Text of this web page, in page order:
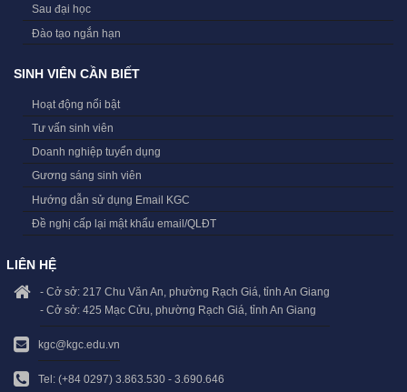
Sau đại học
Đào tạo ngắn hạn
SINH VIÊN CẦN BIẾT
Hoạt động nổi bật
Tư vấn sinh viên
Doanh nghiệp tuyển dụng
Gương sáng sinh viên
Hướng dẫn sử dụng Email KGC
Đề nghị cấp lại mật khẩu email/QLĐT
LIÊN HỆ
- Cở sở: 217 Chu Văn An, phường Rạch Giá, tỉnh An Giang
- Cở sở: 425 Mạc Cửu, phường Rạch Giá, tỉnh An Giang
kgc@kgc.edu.vn
Tel: (+84 0297) 3.863.530 - 3.690.646